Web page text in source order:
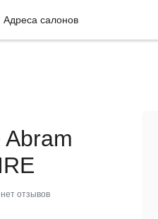
Адреса салонов
нет отзывов